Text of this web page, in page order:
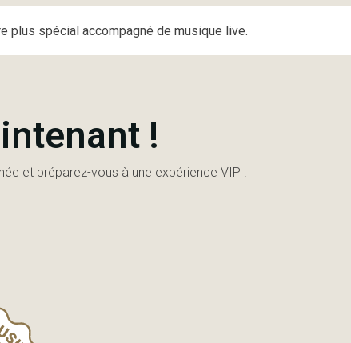
plus spécial accompagné de musique live.
!
et préparez-vous à une expérience VIP !